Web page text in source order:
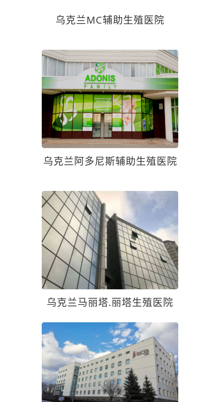
乌克兰MC辅助生殖医院
乌克兰阿多尼斯辅助生殖医院
乌克兰马丽塔.丽塔生殖医院